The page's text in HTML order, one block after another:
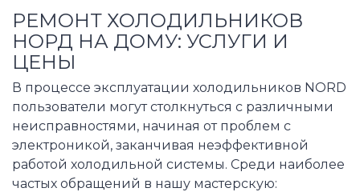
РЕМОНТ ХОЛОДИЛЬНИКОВ
НОРД НА ДОМУ: УСЛУГИ И
ЦЕНЫ
В процессе эксплуатации холодильников NORD
пользователи могут столкнуться с различными
неисправностями, начиная от проблем с
электроникой, заканчивая неэффективной
работой холодильной системы. Среди наиболее
частых обращений в нашу мастерскую: